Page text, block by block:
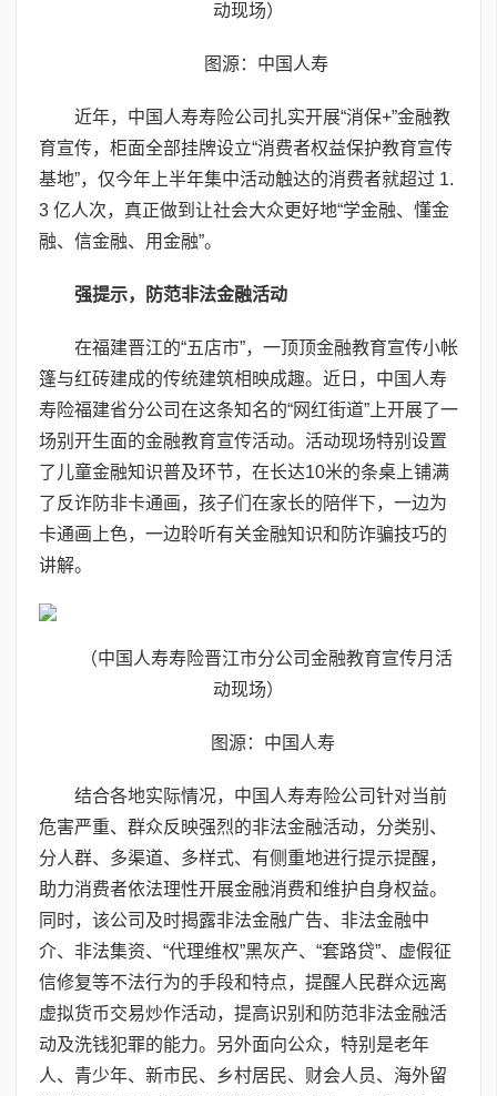
动现场）
图源：中国人寿
近年，中国人寿寿险公司扎实开展“消保+”金融教
育宣传，柜面全部挂牌设立“消费者权益保护教育宣传
基地”，仅今年上半年集中活动触达的消费者就超过 1.
3 亿人次，真正做到让社会大众更好地“学金融、懂金
融、信金融、用金融”。
强提示，防范非法金融活动
在福建晋江的“五店市”，一顶顶金融教育宣传小帐
篷与红砖建成的传统建筑相映成趣。近日，中国人寿
寿险福建省分公司在这条知名的“网红街道”上开展了一
场别开生面的金融教育宣传活动。活动现场特别设置
了儿童金融知识普及环节，在长达10米的条桌上铺满
了反诈防非卡通画，孩子们在家长的陪伴下，一边为
卡通画上色，一边聆听有关金融知识和防诈骗技巧的
讲解。
（中国人寿寿险晋江市分公司金融教育宣传月活
动现场）
图源：中国人寿
结合各地实际情况，中国人寿寿险公司针对当前
危害严重、群众反映强烈的非法金融活动，分类别、
分人群、多渠道、多样式、有侧重地进行提示提醒，
助力消费者依法理性开展金融消费和维护自身权益。
同时，该公司及时揭露非法金融广告、非法金融中
介、非法集资、“代理维权”黑灰产、“套路贷”、虚假征
信修复等不法行为的手段和特点，提醒人民群众远离
虚拟货币交易炒作活动，提高识别和防范非法金融活
动及洗钱犯罪的能力。另外面向公众，特别是老年
人、青少年、新市民、乡村居民、财会人员、海外留